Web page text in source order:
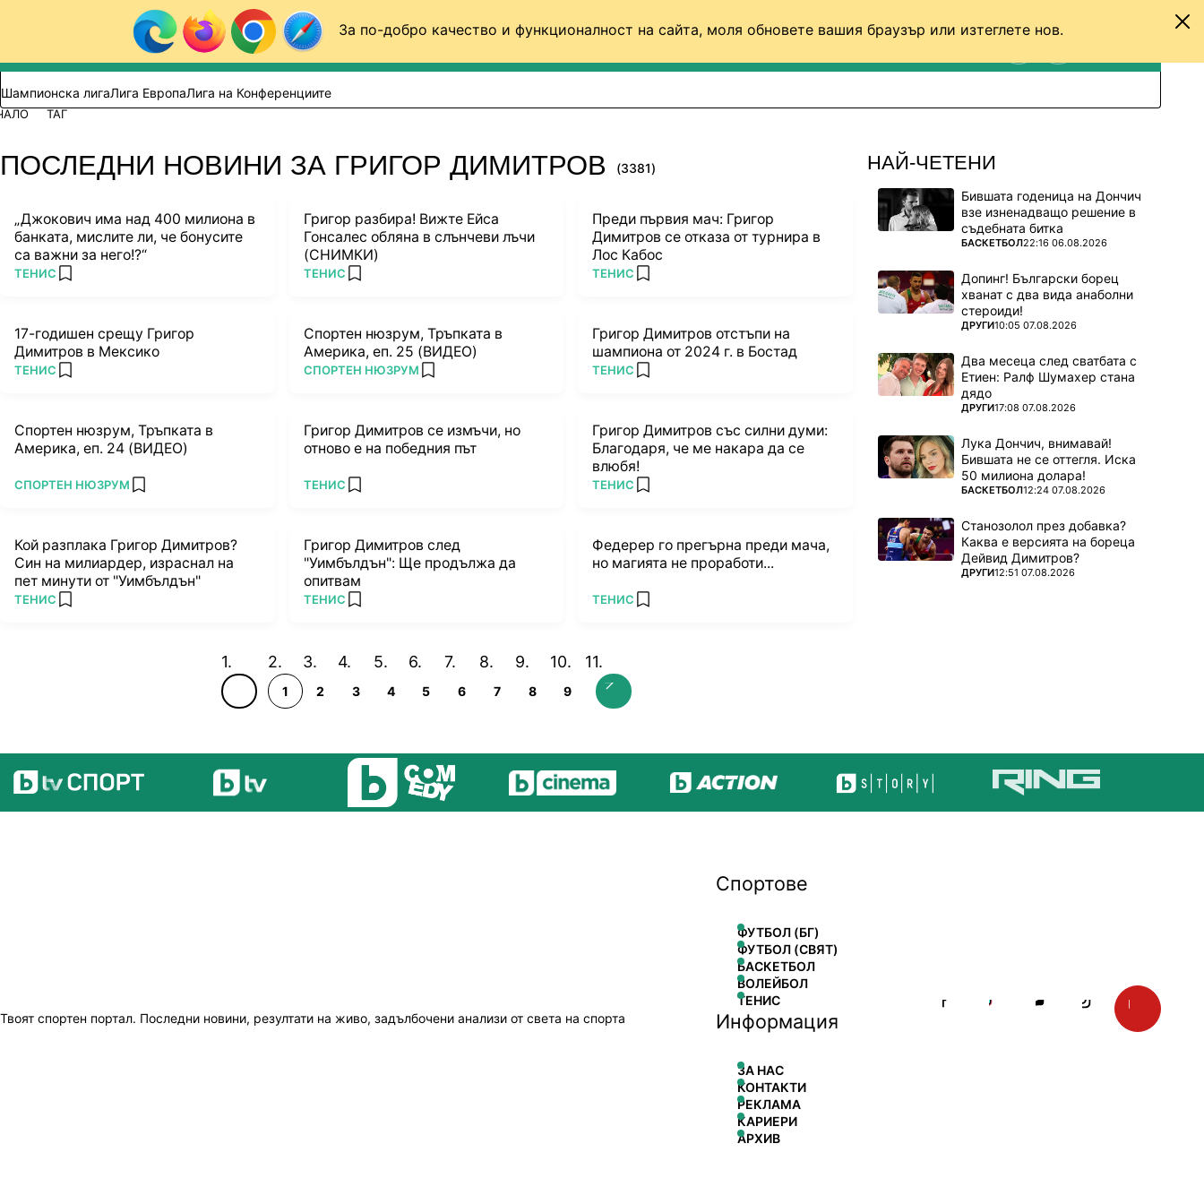
За по-добро качество и функционалност на сайта, моля обновете вашия браузър или изтеглете нов.
Към съдържанието
Търси в сайта
ВИДЕО ФУТБОЛ (БГ)
Шампионска лигаЛига ЕвропаЛига на Конференциите
ТАГ
ПОСЛЕДНИ НОВИНИ ЗА ГРИГОР ДИМИТРОВ (3381)
„Джокович има над 400 милиона в
банката, мислите ли, че бонусите
са важни за него!?“
ПОВЕЧЕ ОТ
ТЕНИС add favorites
Григор разбира! Вижте Ейса
Гонсалес обляна в слънчеви лъчи
(СНИМКИ)
ПОВЕЧЕ ОТ
ТЕНИС add favorites
Преди първия мач: Григор
Димитров се отказа от турнира в
Лос Кабос
ПОВЕЧЕ ОТ
ТЕНИС add favorites
17-годишен срещу Григор
Димитров в Мексико
ПОВЕЧЕ ОТ
ТЕНИС add favorites
Спортен нюзрум, Тръпката в
Америка, еп. 25 (ВИДЕО)
ПОВЕЧЕ ОТ
СПОРТЕН НЮЗРУМ add favorites
Григор Димитров отстъпи на
шампиона от 2024 г. в Бостад
ПОВЕЧЕ ОТ
ТЕНИС add favorites
Спортен нюзрум, Тръпката в
Америка, еп. 24 (ВИДЕО)
ПОВЕЧЕ ОТ
СПОРТЕН НЮЗРУМ add favorites
Григор Димитров се измъчи, но
отново е на победния път
ПОВЕЧЕ ОТ
ТЕНИС add favorites
Григор Димитров със силни думи:
Благодаря, че ме накара да се
влюбя!
ПОВЕЧЕ ОТ
ТЕНИС add favorites
Кой разплака Григор Димитров?
Син на милиардер, израснал на
пет минути от "Уимбълдън"
ПОВЕЧЕ ОТ
ТЕНИС add favorites
Григор Димитров след
"Уимбълдън": Ще продължа да
опитвам
ПОВЕЧЕ ОТ
ТЕНИС add favorites
Федерер го прегърна преди мача,
но магията не проработи...
ПОВЕЧЕ ОТ
ТЕНИС add favorites
1 2 3 4 5 6 7 8 9
НАЙ-ЧЕТЕНИ
Бившата годеница на Дончич
взе изненадващо решение в
съдебната битка
ПОВЕЧЕ ОТ
БАСКЕТБОЛ22:16 06.08.2026
Допинг! Български борец
хванат с два вида анаболни
стероиди!
ПОВЕЧЕ ОТ
ДРУГИ10:05 07.08.2026
Два месеца след сватбата с
Етиен: Ралф Шумахер стана
дядо
ПОВЕЧЕ ОТ
ДРУГИ17:08 07.08.2026
Лука Дончич, внимавай!
Бившата не се оттегля. Иска
50 милиона долара!
ПОВЕЧЕ ОТ
БАСКЕТБОЛ12:24 07.08.2026
Станозолол през добавка?
Каква е версията на бореца
Дейвид Димитров?
ПОВЕЧЕ ОТ
ДРУГИ12:51 07.08.2026
Твоят спортен портал. Последни новини, резултати на живо, задълбочени анализи от света на спорта
Спортове
ФУТБОЛ (БГ)
ФУТБОЛ (СВЯТ)
БАСКЕТБОЛ
ВОЛЕЙБОЛ
ТЕНИС
Информация
ЗА НАС
КОНТАКТИ
РЕКЛАМА
КАРИЕРИ
АРХИВ